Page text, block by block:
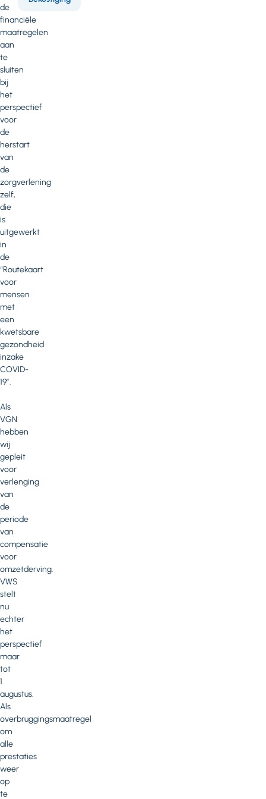
de
financiële
maatregelen
aan
te
sluiten
bij
het
perspectief
voor
de
herstart
van
de
zorgverlening
zelf,
die
is
uitgewerkt
in
de
“Routekaart
voor
mensen
met
een
kwetsbare
gezondheid
inzake
COVID-
19”.
Als
VGN
hebben
wij
gepleit
voor
verlenging
van
de
periode
van
compensatie
voor
omzetderving.
VWS
stelt
nu
echter
het
perspectief
maar
tot
1
augustus.
Als
overbruggingsmaatregel
om
alle
prestaties
weer
op
te